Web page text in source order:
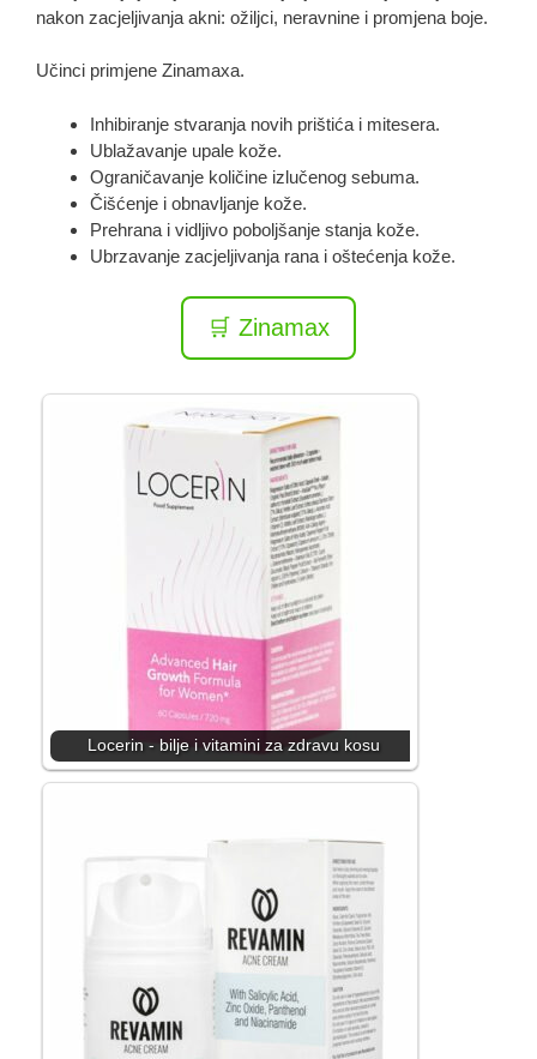
nakon zacjeljivanja akni: ožiljci, neravnine i promjena boje.
Učinci primjene Zinamaxa.
Inhibiranje stvaranja novih prištića i mitesera.
Ublažavanje upale kože.
Ograničavanje količine izlučenog sebuma.
Čišćenje i obnavljanje kože.
Prehrana i vidljivo poboljšanje stanja kože.
Ubrzavanje zacjeljivanja rana i oštećenja kože.
🛒 Zinamax
Locerin - bilje i vitamini za zdravu kosu